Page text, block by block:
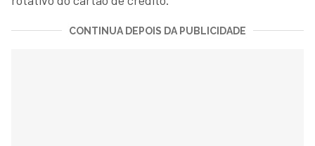
CONTINUA DEPOIS DA PUBLICIDADE